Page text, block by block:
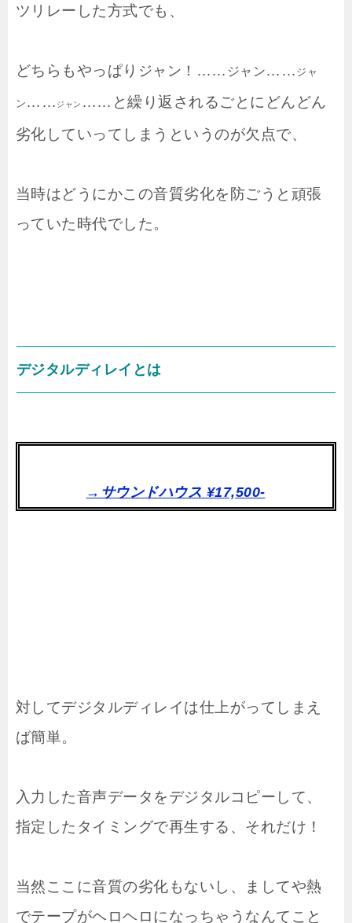
ツリレーした方式でも、
どちらもやっぱり ジャン！ …… ジャン…… ジャ
ン …… ジャン ……と繰り返されるごとにどんどん
劣化していってしまうというのが欠点で、
当時はどうにかこの音質劣化を防ごうと頑張
っていた時代でした。
デジタルディレイとは
→サウンドハウス ¥17,500-
対してデジタルディレイは仕上がってしまえ
ば簡単。
入力した音声データをデジタルコピーして、
指定したタイミングで再生する、それだけ！
当然ここに音質の劣化もないし、ましてや熱
でテープがヘロヘロになっちゃうなんてこと